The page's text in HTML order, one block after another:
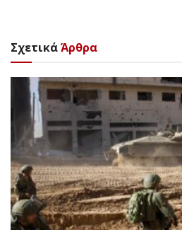
ΣχετικάΆρθρα